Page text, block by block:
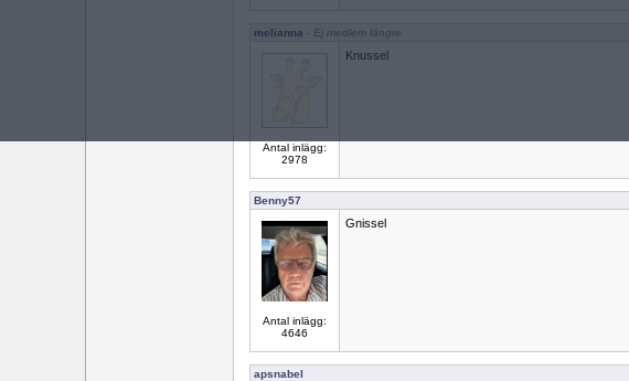
melianna - Ej medlem längre
Antal inlägg:
2978
Knussel
Benny57
Antal inlägg:
4646
Gnissel
apsnabel